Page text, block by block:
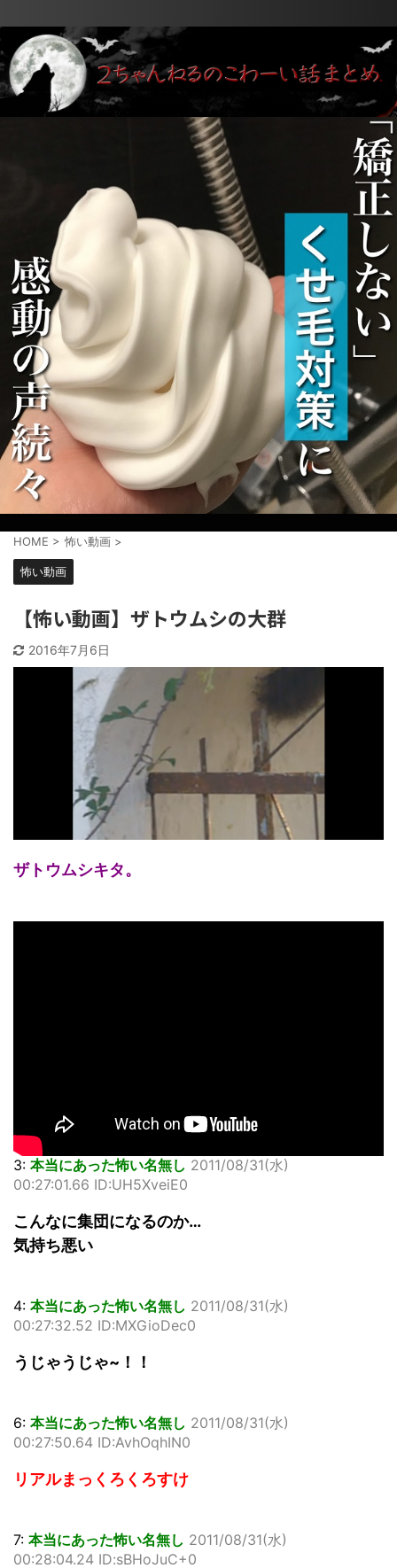
HOME > 怖い動画 >
怖い動画
【怖い動画】ザトウムシの大群
2016年7月6日
ザトウムシキタ。
3: 本当にあった怖い名無し 2011/08/31(水)
00:27:01.66 ID:UH5XveiE0
こんなに集団になるのか…
気持ち悪い
4: 本当にあった怖い名無し 2011/08/31(水)
00:27:32.52 ID:MXGioDec0
うじゃうじゃ~！！
6: 本当にあった怖い名無し 2011/08/31(水)
00:27:50.64 ID:AvhOqhIN0
リアルまっくろくろすけ
7: 本当にあった怖い名無し 2011/08/31(水)
00:28:04.24 ID:sBHoJuC+0